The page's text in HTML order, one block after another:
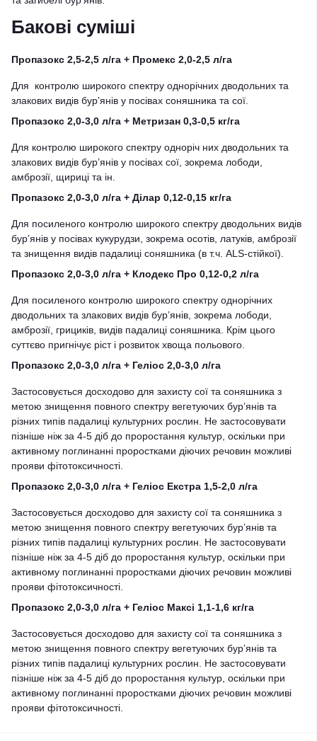
Бакові суміші
Пропазокс 2,5-2,5 л/га + Промекс 2,0-2,5 л/га
Для контролю широкого спектру однорічних дводольних та
злакових видів бурʼянів у посівах соняшника та сої.
Пропазокс 2,0-3,0 л/га + Метризан 0,3-0,5 кг/га
Для контролю широкого спектру одноріч них дводольних та
злакових видів бурʼянів у посівах сої, зокрема лободи,
амброзії, щириці та ін.
Пропазокс 2,0-3,0 л/га + Ділар 0,12-0,15 кг/га
Для посиленого контролю широкого спектру дводольних видів
бурʼянів у посівах кукурудзи, зокрема осотів, латуків, амброзії
та знищення видів падалиці соняшника (в т.ч. ALS-стійкої).
Пропазокс 2,0-3,0 л/га + Клодекс Про 0,12-0,2 л/га
Для посиленого контролю широкого спектру однорічних
дводольних та злакових видів бурʼянів, зокрема лободи,
амброзії, грициків, видів падалиці соняшника. Крім цього
суттєво пригнічує ріст і розвиток хвоща польового.
Пропазокс 2,0-3,0 л/га + Геліос 2,0-3,0 л/га
Застосовується досходово для захисту сої та соняшника з
метою знищення повного спектру вегетуючих бурʼянів та
різних типів падалиці культурних рослин. Не застосовувати
пізніше ніж за 4-5 діб до проростання культур, оскільки при
активному поглинанні проростками діючих речовин можливі
прояви фітотоксичності.
Пропазокс 2,0-3,0 л/га + Геліос Екстра 1,5-2,0 л/га
Застосовується досходово для захисту сої та соняшника з
метою знищення повного спектру вегетуючих бурʼянів та
різних типів падалиці культурних рослин. Не застосовувати
пізніше ніж за 4-5 діб до проростання культур, оскільки при
активному поглинанні проростками діючих речовин можливі
прояви фітотоксичності.
Пропазокс 2,0-3,0 л/га + Геліос Максі 1,1-1,6 кг/га
Застосовується досходово для захисту сої та соняшника з
метою знищення повного спектру вегетуючих бурʼянів та
різних типів падалиці культурних рослин. Не застосовувати
пізніше ніж за 4-5 діб до проростання культур, оскільки при
активному поглинанні проростками діючих речовин можливі
прояви фітотоксичності.